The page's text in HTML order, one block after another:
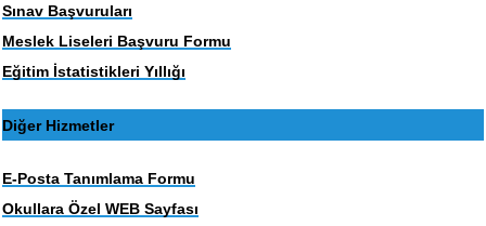
Sınav Başvuruları
Meslek Liseleri Başvuru Formu
Eğitim İstatistikleri Yıllığı
Diğer Hizmetler
E-Posta Tanımlama Formu
Okullara Özel WEB Sayfası